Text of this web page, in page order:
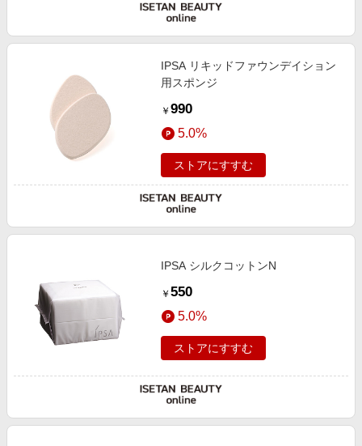
IPSA リキッドファウンデイション
用スポンジ
￥ 990
5.0%
ストアにすすむ
IPSA シルクコットンN
￥ 550
5.0%
ストアにすすむ